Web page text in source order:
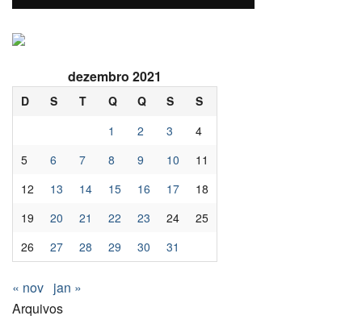
dezembro 2021
D S T Q Q S
S
1
2 3
4
5
6 7 8 9 10
11
12
13 14 15 16 17
18
19
20 21 22 23 24
25
26
27 28 29 30 31
« nov jan »
Arquivos